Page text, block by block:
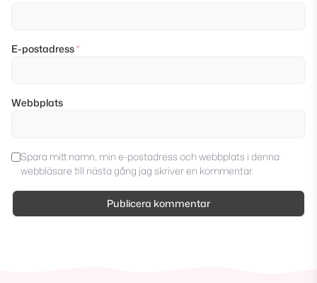
E-postadress*
Webbplats
Spara mitt namn, min e-postadress och webbplats i denna
webbläsare till nästa gång jag skriver en kommentar.